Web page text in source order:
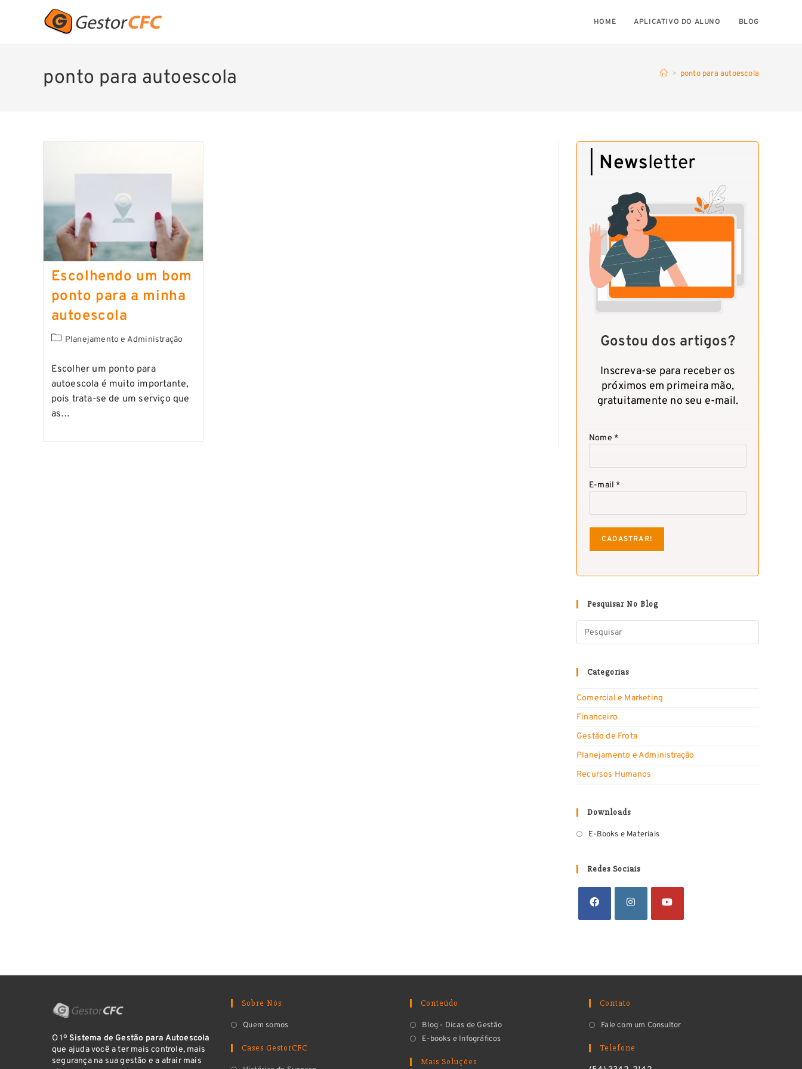
HOME APLICATIVO DO ALUNO BLOG
ponto para autoescola > ponto para autoescola
Escolhendo um bom
ponto para a minha
autoescola
Planejamento e Administração
Escolher um ponto para
autoescola é muito importante,
pois trata-se de um serviço que
as…
Newsletter
Gostou dos artigos?
Inscreva-se para receber os
próximos em primeira mão,
gratuitamente no seu e-mail.
Nome *
E-mail *
Pesquisar No Blog
Categorias
Comercial e Marketing
Financeiro
Gestão de Frota
Planejamento e Administração
Recursos Humanos
Downloads
E-Books e Materiais
Redes Sociais
O 1º Sistema de Gestão para Autoescola
que ajuda você a ter mais controle, mais
segurança na sua gestão e a atrair mais
Sobre Nós
Quem somos
Cases GestorCFC
Conteúdo
Blog - Dicas de Gestão
E-books e Infográficos
Mais Soluções
Contato
Fale com um Consultor
Telefone